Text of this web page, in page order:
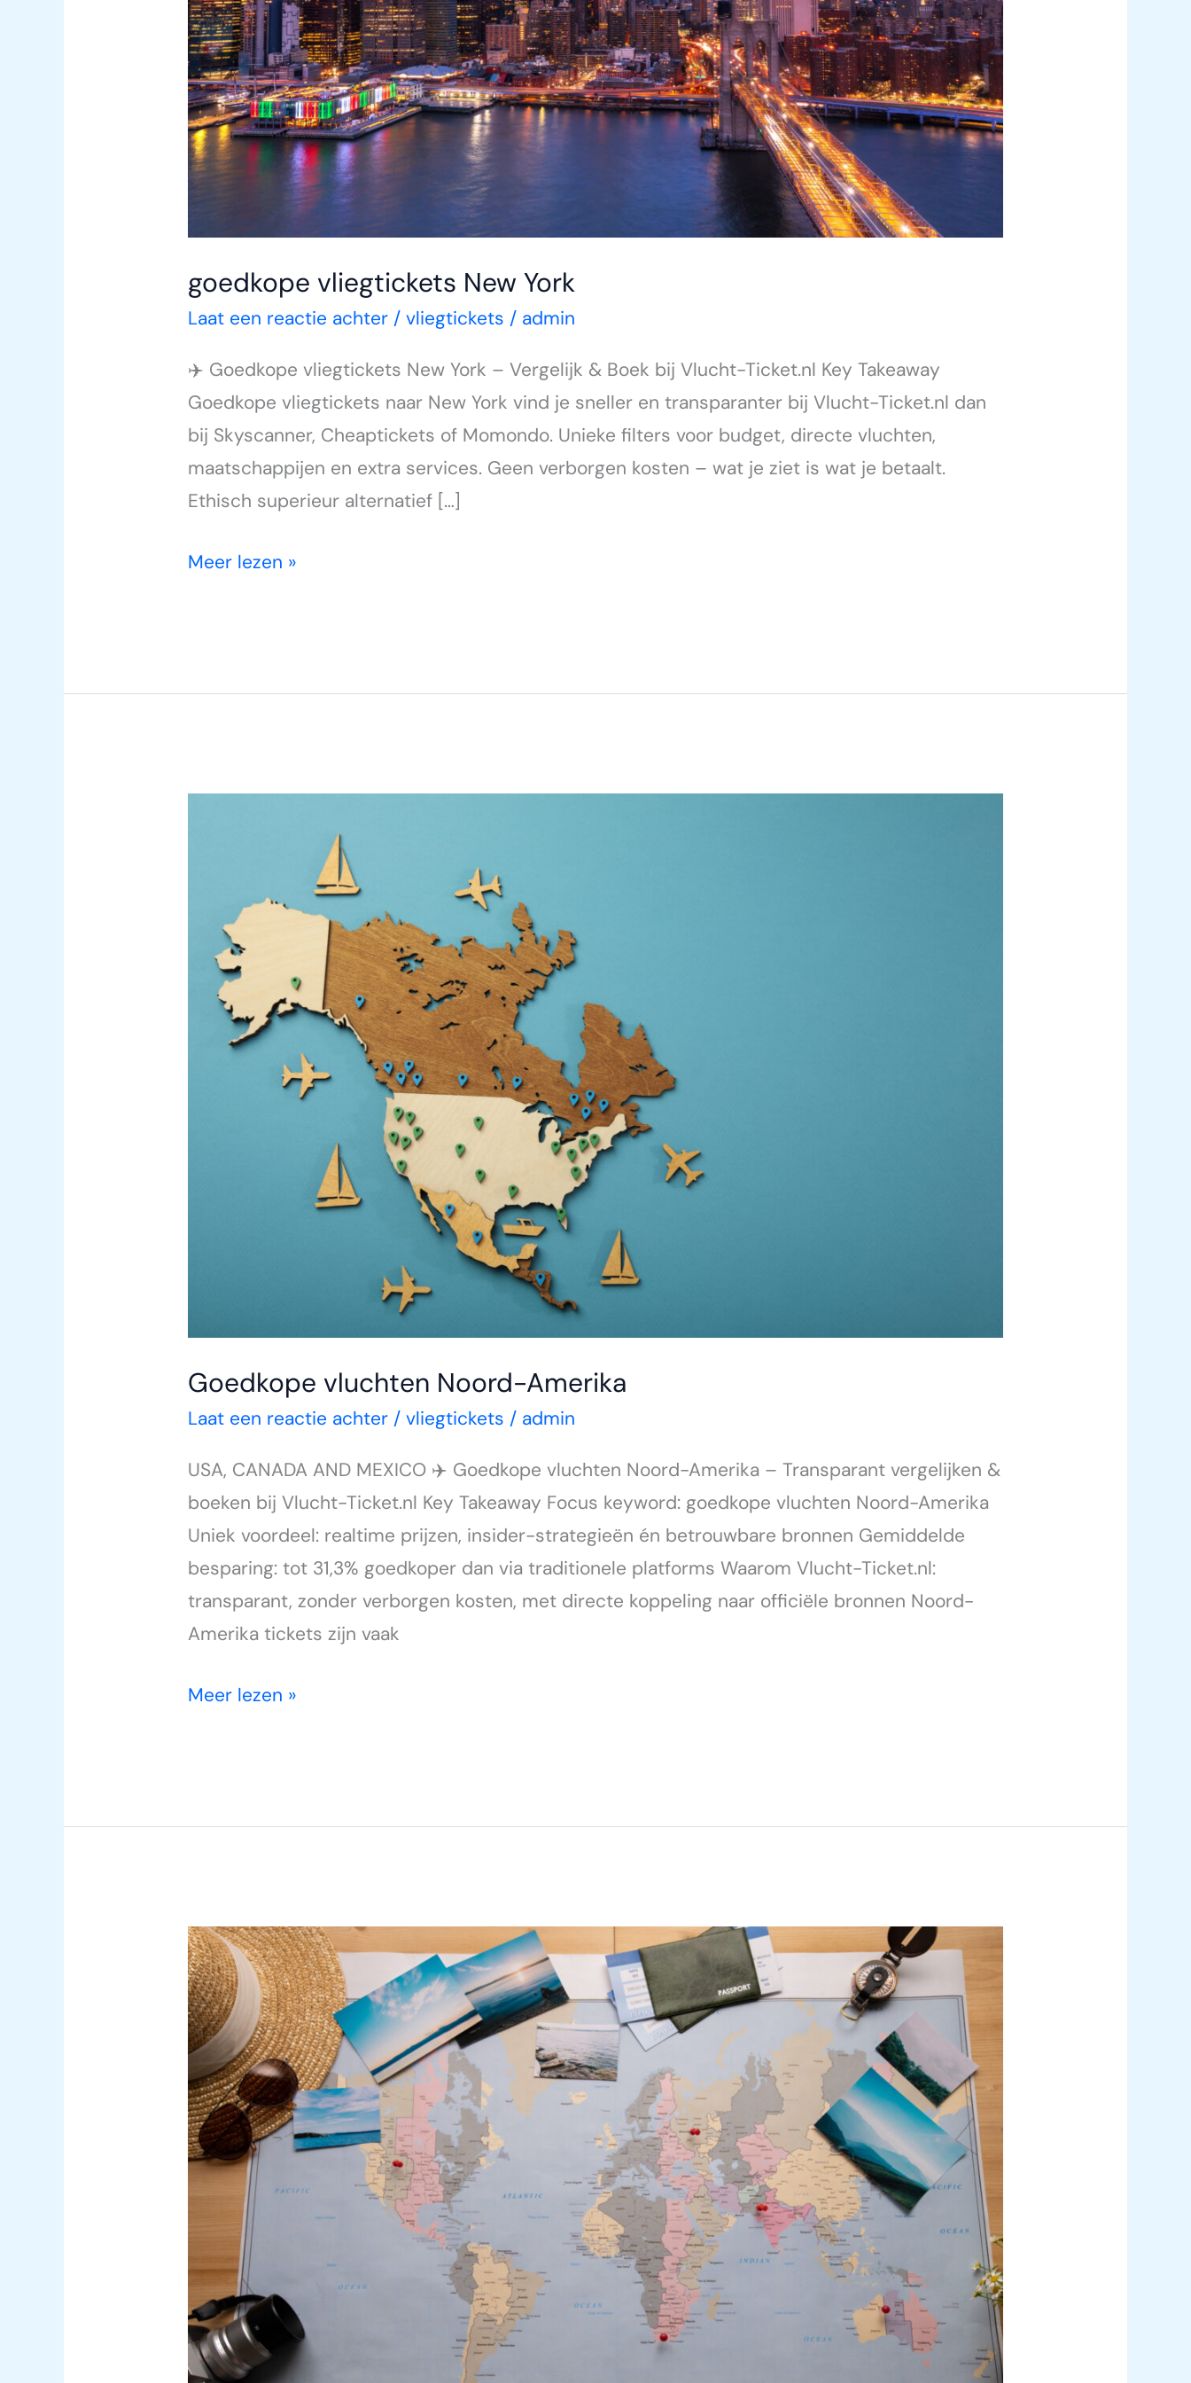
goedkope vliegtickets New York
Laat een reactie achter /vliegtickets / admin
✈️ Goedkope vliegtickets New York – Vergelijk & Boek bij Vlucht-Ticket.nl Key Takeaway
Goedkope vliegtickets naar New York vind je sneller en transparanter bij Vlucht-Ticket.nl dan
bij Skyscanner, Cheaptickets of Momondo. Unieke filters voor budget, directe vluchten,
maatschappijen en extra services. Geen verborgen kosten – wat je ziet is wat je betaalt.
Ethisch superieur alternatief […]
Meer lezen »
Goedkope vluchten Noord-Amerika
Laat een reactie achter /vliegtickets / admin
USA, CANADA AND MEXICO ✈️ Goedkope vluchten Noord-Amerika – Transparant vergelijken &
boeken bij Vlucht-Ticket.nl Key Takeaway Focus keyword: goedkope vluchten Noord-Amerika
Uniek voordeel: realtime prijzen, insider-strategieën én betrouwbare bronnen Gemiddelde
besparing: tot 31,3% goedkoper dan via traditionele platforms Waarom Vlucht-Ticket.nl:
transparant, zonder verborgen kosten, met directe koppeling naar officiële bronnen Noord-
Amerika tickets zijn vaak
Amerika
Meer lezen »
wereld
bestemmingen